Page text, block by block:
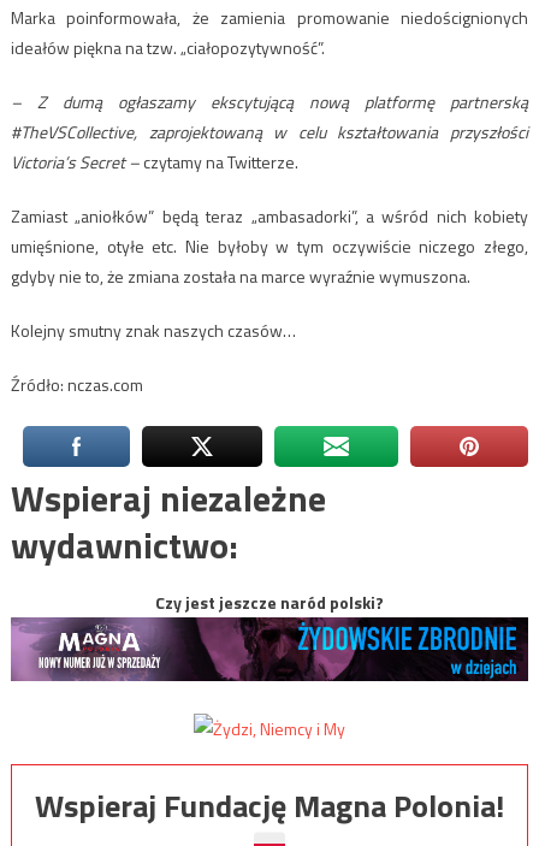
Marka poinformowała, że zamienia promowanie niedoścignionych
ideałów piękna na tzw. „ciałopozytywność”.
– Z dumą ogłaszamy ekscytującą nową platformę partnerską
#TheVSCollective, zaprojektowaną w celu kształtowania przyszłości
Victoria’s Secret –czytamy na Twitterze.
Zamiast „aniołków” będą teraz „ambasadorki”, a wśród nich kobiety
umięśnione, otyłe etc. Nie byłoby w tym oczywiście niczego złego,
gdyby nie to, że zmiana została na marce wyraźnie wymuszona.
Kolejny smutny znak naszych czasów…
Źródło: nczas.com
Wspieraj niezależne
wydawnictwo:
Czy jest jeszcze naród polski?
Wspieraj Fundację Magna Polonia!